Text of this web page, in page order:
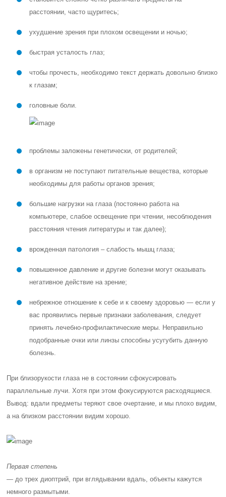
расстоянии, часто щуритесь;
ухудшение зрения при плохом освещении и ночью;
быстрая усталость глаз;
чтобы прочесть, необходимо текст держать довольно близко
к глазам;
головные боли.
проблемы заложены генетически, от родителей;
в организм не поступают питательные вещества, которые
необходимы для работы органов зрения;
большие нагрузки на глаза (постоянно работа на
компьютере, слабое освещение при чтении, несоблюдения
расстояния чтения литературы и так далее);
врожденная патология – слабость мышц глаза;
повышенное давление и другие болезни могут оказывать
негативное действие на зрение;
небрежное отношение к себе и к своему здоровью — если у
вас проявились первые признаки заболевания, следует
принять лечебно-профилактические меры. Неправильно
подобранные очки или линзы способны усугубить данную
болезнь.
При близорукости глаза не в состоянии сфокусировать
параллельные лучи. Хотя при этом фокусируются расходящиеся.
Вывод: вдали предметы теряют свое очертание, и мы плохо видим,
а на близком расстоянии видим хорошо.
Первая степень
— до трех диоптрий, при вглядывании вдаль, объекты кажутся
немного размытыми.